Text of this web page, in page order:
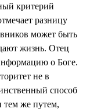
критерий
разницу
может быть
жизнь. Отец
о Боге.
не в
способ
тем же путем,